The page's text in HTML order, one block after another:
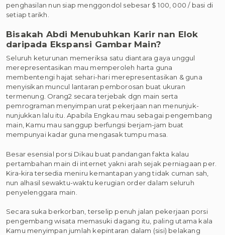
penghasilan nun siap menggondol sebesar $ 100, 000 / basi di
setiap tarikh.
Bisakah Abdi Menubuhkan Karir nan Elok
daripada Ekspansi Gambar Main?
Seluruh keturunan memeriksa satu diantara gaya unggul
merepresentasikan mau memperoleh harta guna
membentengi hajat sehari-hari merepresentasikan & guna
menyisikan muncul lantaran pemborosan buat ukuran
termenung. Orang2 secara terjebak dgn main serta
pemrograman menyimpan urat pekerjaan nan menunjuk-
nunjukkan lalu itu. Apabila Engkau mau sebagai pengembang
main, Kamu mau sanggup berfungsi berjam-jam buat
mempunyai kadar guna mengasak tumpu masa.
Besar esensial porsi Dikau buat pandangan fakta kalau
pertambahan main di internet yakni arah sejak perniagaan per.
Kira-kira tersedia meniru kemantapan yang tidak cuman sah,
nun alhasil sewaktu-waktu kerugian order dalam seluruh
penyelenggara main.
Secara suka berkorban, terselip penuh jalan pekerjaan porsi
pengembang wisata memasuki dagang itu, paling utama kala
Kamu menyimpan jumlah kepintaran dalam (sisi) belakang